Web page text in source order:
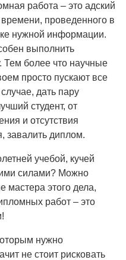
работа – это адский
проведенного в
нужной информации.
выполнить
Тем более что научные
просто пускают все
дать пару
студент, от
и отсутствия
завалить диплом.
учебой, кучей
силами? Можно
мастера этого дела,
работ – это
нужно
не стоит рисковать